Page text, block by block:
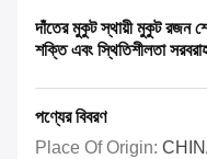
দাঁতের মুকুট স্থায়ী মুকুট রজন
শক্তি এবং স্থিতিশীলতা
পণ্যের বিবরণ
Place Of Origin: